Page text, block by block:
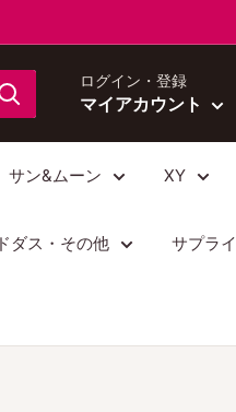
ログイン・登録
マイアカウント
サン&ムーン XY
ダス・その他 サプライ